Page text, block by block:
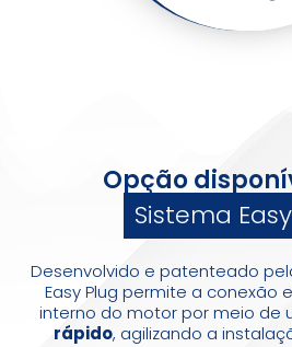
Opção
Sistema
Desenvolvido e patenteado
Easy Plug permite a conexão
interno do motor por meio de
rápido, agilizando a